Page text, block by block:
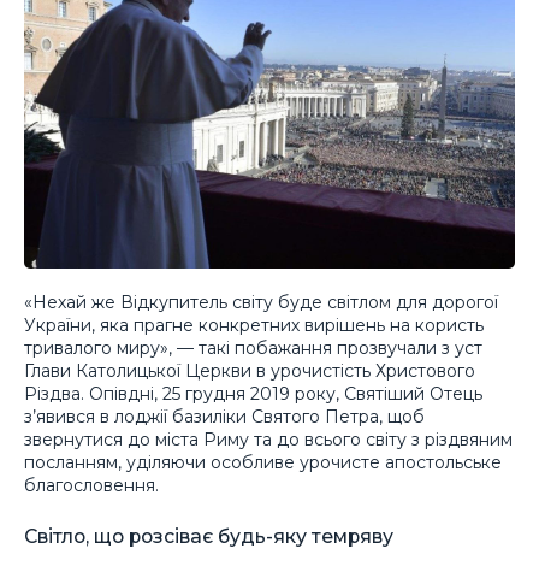
«Нехай же Відкупитель світу буде світлом для дорогої
України, яка прагне конкретних вирішень на користь
тривалого миру», — такі побажання прозвучали з уст
Глави Католицької Церкви в урочистість Христового
Різдва. Опівдні, 25 грудня 2019 року, Святіший Отець
з’явився в лоджії базиліки Святого Петра, щоб
звернутися до міста Риму та до всього світу з різдвяним
посланням, уділяючи особливе урочисте апостольське
благословення.
Світло, що розсіває будь-яку темряву